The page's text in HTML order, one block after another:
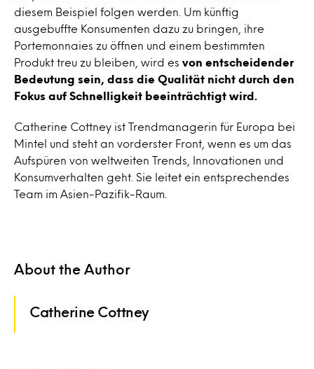
diesem Beispiel folgen werden. Um künftig
ausgebuffte Konsumenten dazu zu bringen, ihre
Portemonnaies zu öffnen und einem bestimmten
Produkt treu zu bleiben, wird es von entscheidender
Bedeutung sein, dass die Qualität nicht durch den
Fokus auf Schnelligkeit beeinträchtigt wird.
Catherine Cottney ist Trendmanagerin für Europa bei
Mintel und steht an vorderster Front, wenn es um das
Aufspüren von weltweiten Trends, Innovationen und
Konsumverhalten geht. Sie leitet ein entsprechendes
Team im Asien-Pazifik-Raum.
About the Author
Catherine Cottney